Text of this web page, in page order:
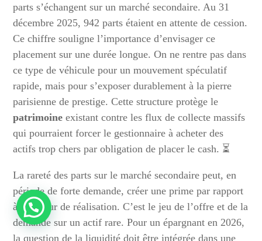
parts s’échangent sur un marché secondaire. Au 31
décembre 2025, 942 parts étaient en attente de cession.
Ce chiffre souligne l’importance d’envisager ce
placement sur une durée longue. On ne rentre pas dans
ce type de véhicule pour un mouvement spéculatif
rapide, mais pour s’exposer durablement à la pierre
parisienne de prestige. Cette structure protège le
patrimoine existant contre les flux de collecte massifs
qui pourraient forcer le gestionnaire à acheter des
actifs trop chers par obligation de placer le cash. ⏳
La rareté des parts sur le marché secondaire peut, en
période de forte demande, créer une prime par rapport
à la valeur de réalisation. C’est le jeu de l’offre et de la
demande sur un actif rare. Pour un épargnant en 2026,
la question de la liquidité doit être intégrée dans une